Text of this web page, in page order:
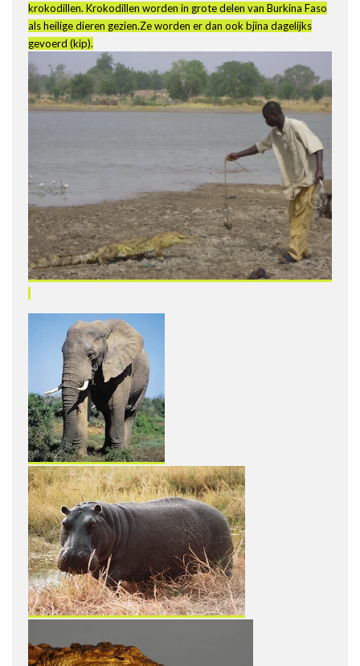
krokodillen. Krokodillen worden in grote delen van Burkina Faso
als heilige dieren gezien.Ze worden er dan ook bjina dagelijks
gevoerd (kip).